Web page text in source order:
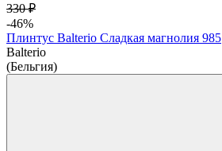
330 ₽
-46%
Плинтус Balterio Сладкая магнолия 985
Balterio
(Бельгия)